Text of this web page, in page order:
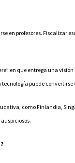
en profesores. Fiscalizar
en que entrega una
puede convertirse
como Finlandia,